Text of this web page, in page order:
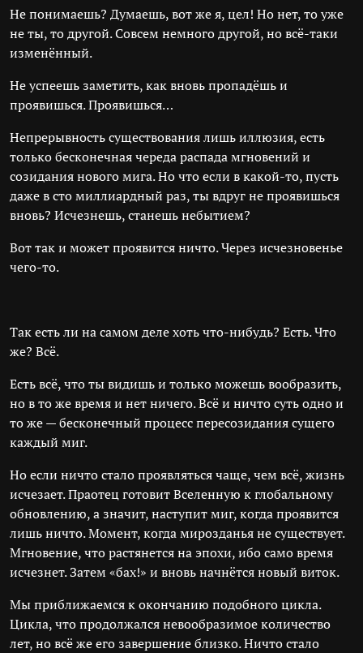
Не понимаешь? Думаешь, вот же я, цел! Но нет, то уже
не ты, то другой. Совсем немного другой, но всё-таки
изменённый.
Не успеешь заметить, как вновь пропадёшь и
проявишься. Проявишься…
Непрерывность существования лишь иллюзия, есть
только бесконечная череда распада мгновений и
созидания нового мига. Но что если в какой-то, пусть
даже в сто миллиардный раз, ты вдруг не проявишься
вновь? Исчезнешь, станешь небытием?
Вот так и может проявится ничто. Через исчезновенье
чего-то.
Так есть ли на самом деле хоть что-нибудь? Есть. Что
же? Всё.
Есть всё, что ты видишь и только можешь вообразить,
но в то же время и нет ничего. Всё и ничто суть одно и
то же — бесконечный процесс пересозидания сущего
каждый миг.
Но если ничто стало проявляться чаще, чем всё, жизнь
исчезает. Праотец готовит Вселенную к глобальному
обновлению, а значит, наступит миг, когда проявится
лишь ничто. Момент, когда мирозданья не существует.
Мгновение, что растянется на эпохи, ибо само время
исчезнет. Затем «бах!» и вновь начнётся новый виток.
Мы приближаемся к окончанию подобного цикла.
Цикла, что продолжался невообразимое количество
лет, но всё же его завершение близко. Ничто стало